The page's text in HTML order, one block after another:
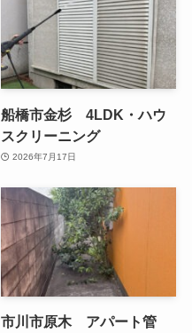
船橋市金杉 4LDK・ハウ
スクリーニング
2026年7月17日
市川市原木 アパート管